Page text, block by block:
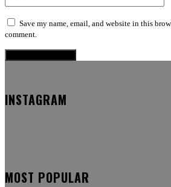
Save my name, email, and website in this
comment.
INSTAGRAM
MOST POPULAR